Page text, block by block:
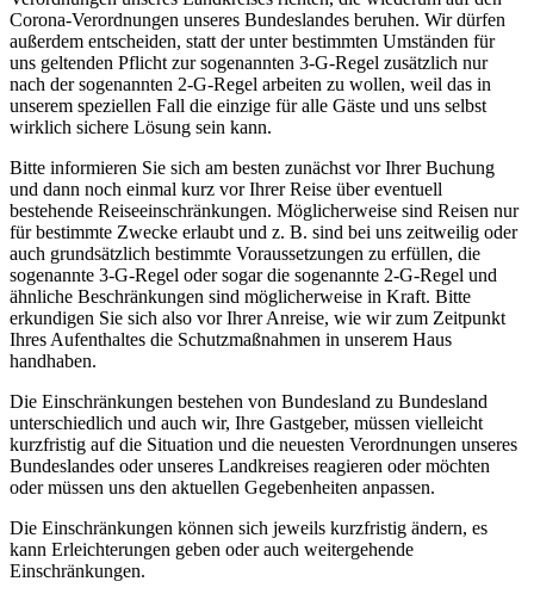
Corona-Verordnungen unseres Bundeslandes beruhen. Wir dürfen
außerdem entscheiden, statt der unter bestimmten Umständen für
uns geltenden Pflicht zur sogenannten 3-G-Regel zusätzlich nur
nach der sogenannten 2-G-Regel arbeiten zu wollen, weil das in
unserem speziellen Fall die einzige für alle Gäste und uns selbst
wirklich sichere Lösung sein kann.
Bitte informieren Sie sich am besten zunächst vor Ihrer Buchung
und dann noch einmal kurz vor Ihrer Reise über eventuell
bestehende Reiseeinschränkungen. Möglicherweise sind Reisen nur
für bestimmte Zwecke erlaubt und z. B. sind bei uns zeitweilig oder
auch grundsätzlich bestimmte Voraussetzungen zu erfüllen, die
sogenannte 3-G-Regel oder sogar die sogenannte 2-G-Regel und
ähnliche Beschränkungen sind möglicherweise in Kraft. Bitte
erkundigen Sie sich also vor Ihrer Anreise, wie wir zum Zeitpunkt
Ihres Aufenthaltes die Schutzmaßnahmen in unserem Haus
handhaben.
Die Einschränkungen bestehen von Bundesland zu Bundesland
unterschiedlich und auch wir, Ihre Gastgeber, müssen vielleicht
kurzfristig auf die Situation und die neuesten Verordnungen unseres
Bundeslandes oder unseres Landkreises reagieren oder möchten
oder müssen uns den aktuellen Gegebenheiten anpassen.
Die Einschränkungen können sich jeweils kurzfristig ändern, es
kann Erleichterungen geben oder auch weitergehende
Einschränkungen.